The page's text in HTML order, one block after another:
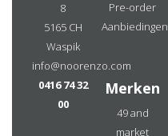
8
5165 CH
Waspik
info@noorenzo.com
0416 74 32
00
Pre-order
Aanbiedingen
Merken
49 and
market